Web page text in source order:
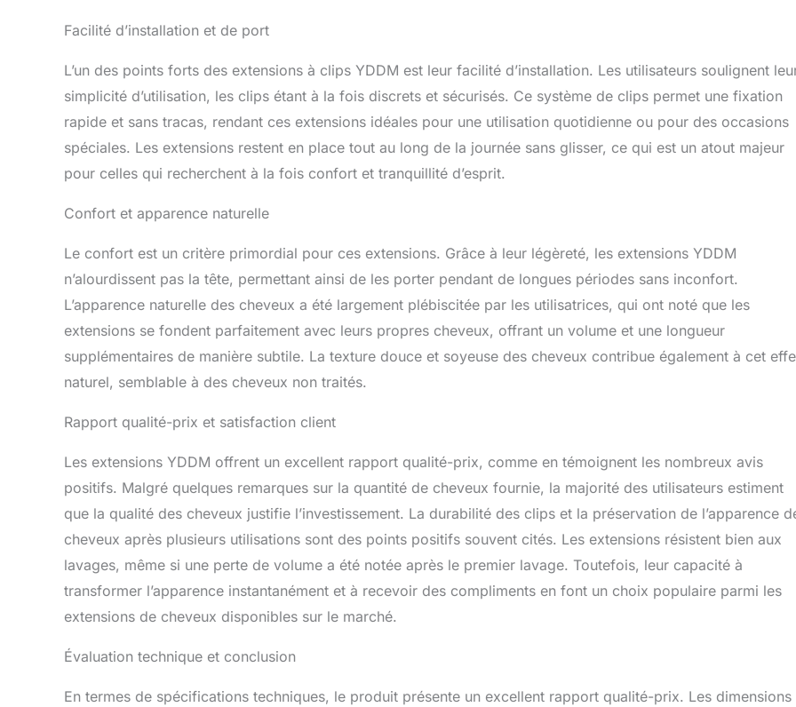
Facilité d’installation et de port
L’un des points forts des extensions à clips YDDM est leur facilité d’installation. Les utilisateurs soulignent
simplicité d’utilisation, les clips étant à la fois discrets et sécurisés. Ce système de clips permet une fixation
rapide et sans tracas, rendant ces extensions idéales pour une utilisation quotidienne ou pour des occasions
spéciales. Les extensions restent en place tout au long de la journée sans glisser, ce qui est un atout majeur
pour celles qui recherchent à la fois confort et tranquillité d’esprit.
Confort et apparence naturelle
Le confort est un critère primordial pour ces extensions. Grâce à leur légèreté, les extensions YDDM
n’alourdissent pas la tête, permettant ainsi de les porter pendant de longues périodes sans inconfort.
L’apparence naturelle des cheveux a été largement plébiscitée par les utilisatrices, qui ont noté que les
extensions se fondent parfaitement avec leurs propres cheveux, offrant un volume et une longueur
supplémentaires de manière subtile. La texture douce et soyeuse des cheveux contribue également à cet
naturel, semblable à des cheveux non traités.
Rapport qualité-prix et satisfaction client
Les extensions YDDM offrent un excellent rapport qualité-prix, comme en témoignent les nombreux avis
positifs. Malgré quelques remarques sur la quantité de cheveux fournie, la majorité des utilisateurs estiment
que la qualité des cheveux justifie l’investissement. La durabilité des clips et la préservation de l’apparence
cheveux après plusieurs utilisations sont des points positifs souvent cités. Les extensions résistent bien aux
lavages, même si une perte de volume a été notée après le premier lavage. Toutefois, leur capacité à
transformer l’apparence instantanément et à recevoir des compliments en font un choix populaire parmi les
extensions de cheveux disponibles sur le marché.
Évaluation technique et conclusion
En termes de spécifications techniques, le produit présente un excellent rapport qualité-prix. Les dimensions